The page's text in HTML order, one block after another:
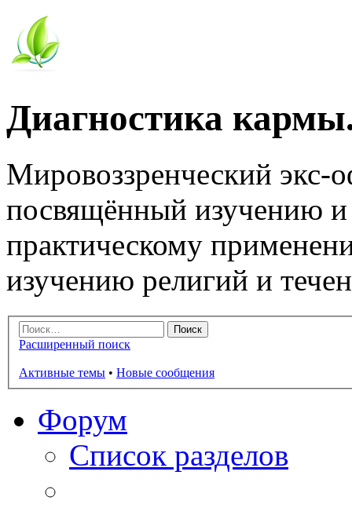
Диагностика
Мировоззренческий
посвящённый изучению
практическому
изучению религий и
Расширенный поиск
Активные темы • Новые сообщения
Форум
Список разделов